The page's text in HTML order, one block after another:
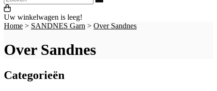
Uw winkelwagen is leeg!
Home > SANDNES Garn > Over Sandnes
Over Sandnes
Categorieën